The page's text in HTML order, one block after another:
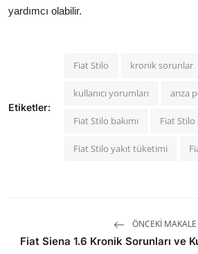
yardımcı olabilir.
Etiketler:
Fiat Stilo kronik sorunlar
kullanıcı yorumları arıza
Fiat Stilo bakımı Fiat
Fiat Stilo yakıt tüketimi
ÖNCEKI MAKALE
Fiat Siena 1.6 Kronik Sorunları ve